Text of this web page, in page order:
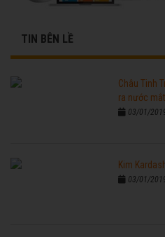
TIN BÊN LỀ
Châu Tinh
ra nước
03/01/
Kim
03/01/